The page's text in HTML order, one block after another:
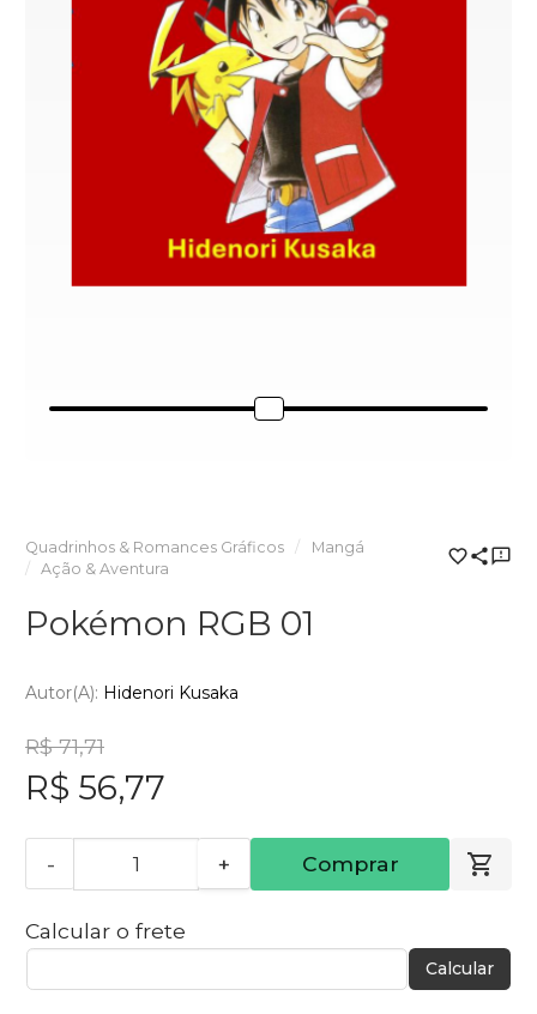
Quadrinhos & Romances Gráficos
Mangá
Ação & Aventura
Pokémon RGB 01
Autor(a): Hidenori Kusaka
R$ 71,71
R$ 56,77
- + Comprar
Calcular o frete
Calcular